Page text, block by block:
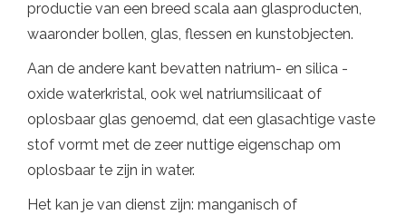
productie van een breed scala aan glasproducten,
waaronder bollen, glas, flessen en kunstobjecten.
Aan de andere kant bevatten natrium- en silica -
oxide waterkristal, ook wel natriumsilicaat of
oplosbaar glas genoemd, dat een glasachtige vaste
stof vormt met de zeer nuttige eigenschap om
oplosbaar te zijn in water.
Het kan je van dienst zijn: manganisch of